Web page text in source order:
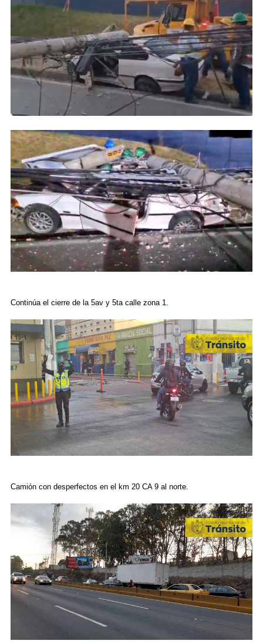
Continúa el cierre de la 5av y 5ta calle zona 1.
Camión con desperfectos en el km 20 CA 9 al norte.